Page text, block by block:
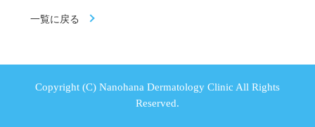
一覧に戻る
Copyright (C) Nanohana Dermatology Clinic All Rights
Reserved.